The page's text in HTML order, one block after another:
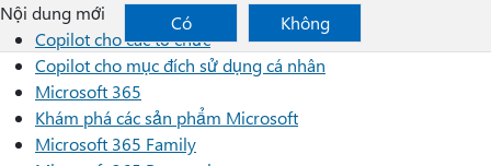
Có
Không
Nội dung mới
Copilot cho các tổ chức
Copilot cho mục đích sử dụng cá nhân
Microsoft 365
Khám phá các sản phẩm Microsoft
Microsoft 365 Family